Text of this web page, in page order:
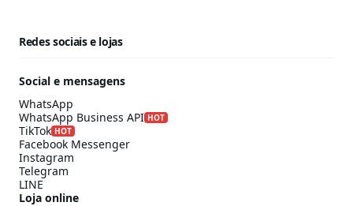
Redes sociais e lojas
Social e mensagens
WhatsApp
WhatsApp Business API HOT
TikTok HOT
Facebook Messenger
Instagram
Telegram
LINE
Loja online